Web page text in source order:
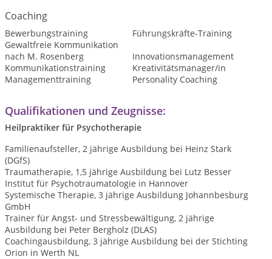
Coaching
Bewerbungstraining
Führungskräfte-Training
Gewaltfreie Kommunikation
nach M. Rosenberg
Innovationsmanagement
Kommunikationstraining
Kreativitätsmanager/in
Managementtraining
Personality Coaching
Qualifikationen und Zeugnisse:
Heilpraktiker für Psychotherapie
Familienaufsteller, 2 jährige Ausbildung bei Heinz Stark
(DGfS)
Traumatherapie, 1,5 jährige Ausbildung bei Lutz Besser
Institut für Psychotraumatologie in Hannover
Systemische Therapie, 3 jährige Ausbildung Johannbesburg
GmbH
Trainer für Angst- und Stressbewältigung, 2 jährige
Ausbildung bei Peter Bergholz (DLAS)
Coachingausbildung, 3 jährige Ausbildung bei der Stichting
Orion in Werth NL